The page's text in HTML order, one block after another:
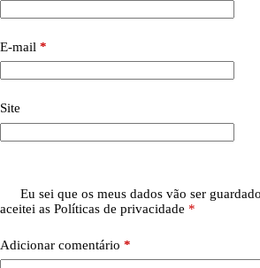
E-mail *
Site
Eu sei que os meus dados vão ser
aceitei as Políticas de privacidade *
Adicionar comentário *